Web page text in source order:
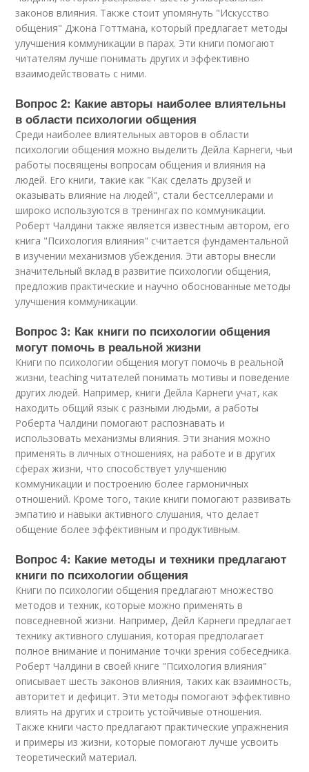
законов влияния. Также стоит упомянуть "Искусство
общения" Джона Готтмана, который предлагает методы
улучшения коммуникации в парах. Эти книги помогают
читателям лучше понимать других и эффективно
взаимодействовать с ними.
Вопрос 2: Какие авторы наиболее влиятельны
в области психологии общения
Среди наиболее влиятельных авторов в области
психологии общения можно выделить Дейла Карнеги, чьи
работы посвящены вопросам общения и влияния на
людей. Его книги, такие как "Как сделать друзей и
оказывать влияние на людей", стали бестселлерами и
широко используются в тренингах по коммуникации.
Роберт Чалдини также является известным автором, его
книга "Психология влияния" считается фундаментальной
в изучении механизмов убеждения. Эти авторы внесли
значительный вклад в развитие психологии общения,
предложив практические и научно обоснованные методы
улучшения коммуникации.
Вопрос 3: Как книги по психологии общения
могут помочь в реальной жизни
Книги по психологии общения могут помочь в реальной
жизни, teaching читателей понимать мотивы и поведение
других людей. Например, книги Дейла Карнеги учат, как
находить общий язык с разными людьми, а работы
Роберта Чалдини помогают распознавать и
использовать механизмы влияния. Эти знания можно
применять в личных отношениях, на работе и в других
сферах жизни, что способствует улучшению
коммуникации и построению более гармоничных
отношений. Кроме того, такие книги помогают развивать
эмпатию и навыки активного слушания, что делает
общение более эффективным и продуктивным.
Вопрос 4: Какие методы и техники предлагают
книги по психологии общения
Книги по психологии общения предлагают множество
методов и техник, которые можно применять в
повседневной жизни. Например, Дейл Карнеги предлагает
технику активного слушания, которая предполагает
полное внимание и понимание точки зрения собеседника.
Роберт Чалдини в своей книге "Психология влияния"
описывает шесть законов влияния, таких как взаимность,
авторитет и дефицит. Эти методы помогают эффективно
влиять на других и строить устойчивые отношения.
Также книги часто предлагают практические упражнения
и примеры из жизни, которые помогают лучше усвоить
теоретический материал.